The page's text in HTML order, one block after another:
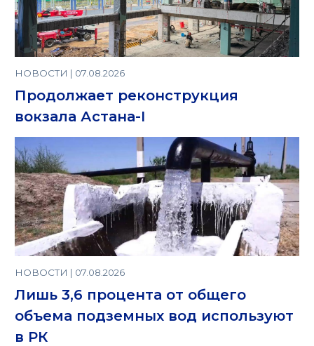
НОВОСТИ | 07.08.2026
Продолжает реконструкция
вокзала Астана-I
НОВОСТИ | 07.08.2026
Лишь 3,6 процента от общего
объема подземных вод используют
в РК